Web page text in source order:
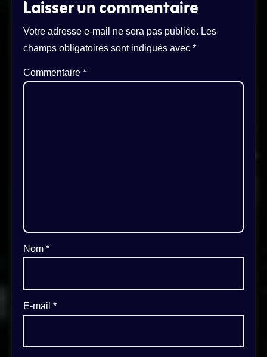
Laisser un commentaire
Votre adresse e-mail ne sera pas publiée. Les
champs obligatoires sont indiqués avec*
Commentaire*
Nom*
E-mail*